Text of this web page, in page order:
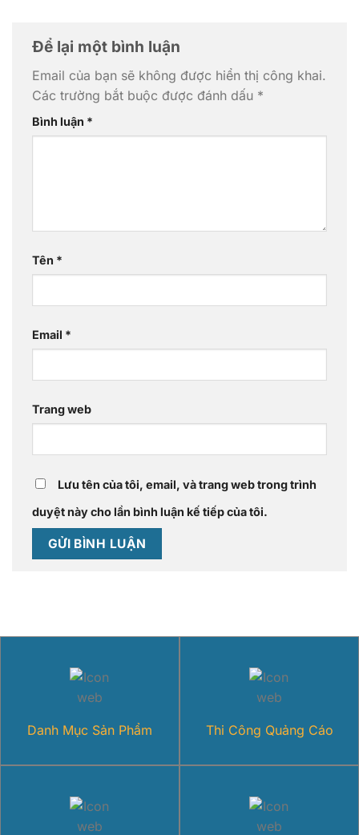
Để lại một bình luận
Email của bạn sẽ không được hiển thị công khai.
Các trường bắt buộc được đánh dấu *
Bình luận *
Tên *
Email *
Trang web
Lưu tên của tôi, email, và trang web trong trình
duyệt này cho lần bình luận kế tiếp của tôi.
Danh Mục Sản Phẩm Thi Công Quảng Cáo